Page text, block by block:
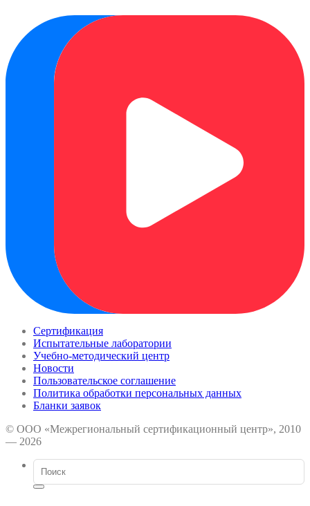
Сертификация
Испытательные лаборатории
Учебно-методический центр
Новости
Пользовательское соглашение
Политика обработки персональных данных
Бланки заявок
© ООО «Межрегиональный сертификационный центр», 2010
— 2026